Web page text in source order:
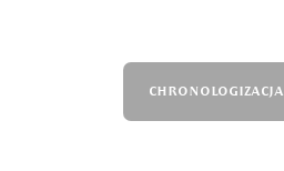
CHRONOLOGIZACJA